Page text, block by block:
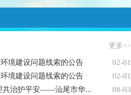
更多>>
境建设问题线索的公告
02-01
境建设问题线索的公告
02-01
共治护平安——汕尾市华...
08-03